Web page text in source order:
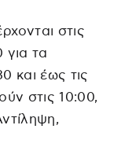
στις
για τα
και έως τις
στις 10:00,